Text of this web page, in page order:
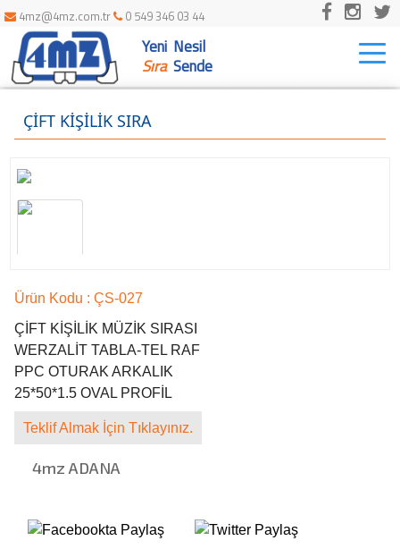
4mz@4mz.com.tr 0 549 346 03 44
Yeni Nesil
SıraSende
ÇİFT KİŞİLİK SIRA
Ürün Kodu : ÇS-027
ÇİFT KİŞİLİK MÜZİK SIRASI
WERZALİT TABLA-TEL RAF
PPC OTURAK ARKALIK
25*50*1.5 OVAL PROFİL
Teklif Almak İçin Tıklayınız.
4mz ADANA
HATAY - SAMANDAĞ
KİREMİTHANE MESLEKİ VE TEKNİK ANADOLU LİSESİ 4mz Eğitim
Donatılarını Tercih Etti
ADANA - YÜREĞİR
ŞENDAL ÖZEL EĞİTİM HİZM.
ADANA - SEYHAN
HALİL ÇİFTÇİ ANADOLU LİSESİ 4mz Eğitim Donatılarını Tercih Etti
CEYHAN ARI AKADEMİLERİ ÖZEL EĞTM. 4mz Eğitim Donatılarını Tercih
MİMAR MELAHAT ÖNGEN ANAOKULU 4mz Eğitim Donatılarını Tercih
Etti